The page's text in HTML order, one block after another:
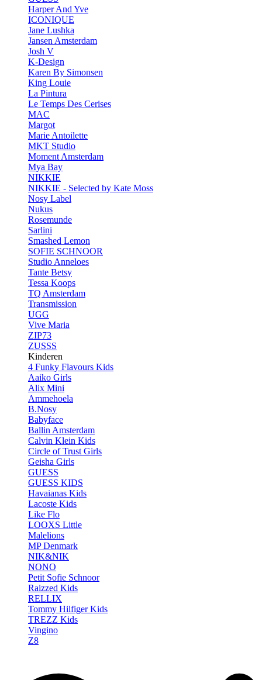
Harper And Yve
ICONIQUE
Jane Lushka
Jansen Amsterdam
Josh V
K-Design
Karen By Simonsen
King Louie
La Pintura
Le Temps Des Cerises
MAC
Margot
Marie Antoilette
MKT Studio
Moment Amsterdam
Mya Bay
NIKKIE
NIKKIE - Selected by Kate Moss
Nosy Label
Nukus
Rosemunde
Sarlini
Smashed Lemon
SOFIE SCHNOOR
Studio Anneloes
Tante Betsy
Tessa Koops
TQ Amsterdam
Transmission
UGG
Vive Maria
ZIP73
ZUSSS
Kinderen
4 Funky Flavours Kids
Aaiko Girls
Alix Mini
Ammehoela
B.Nosy
Babyface
Ballin Amsterdam
Calvin Klein Kids
Circle of Trust Girls
Geisha Girls
GUESS
GUESS KIDS
Havaianas Kids
Lacoste Kids
Like Flo
LOOXS Little
Malelions
MP Denmark
NIK&NIK
NONO
Petit Sofie Schnoor
Raizzed Kids
RELLIX
Tommy Hilfiger Kids
TREZZ Kids
Vingino
Z8